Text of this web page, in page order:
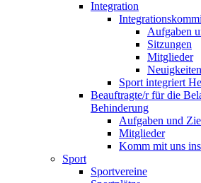
Integration
Aufgaben
Sitzungen
Mitglieder
Neuigkeiten
Sport integriert
Beauftragte/r für die
Behinderung
Aufgaben und
Mitglieder
Komm mit uns
Sport
Sportvereine